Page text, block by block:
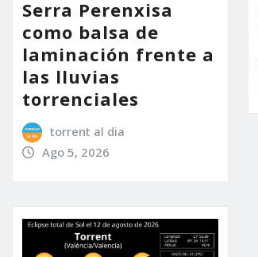
Serra Perenxisa
como balsa de
laminación frente a
las lluvias
torrenciales
torrent al dia
Ago 5, 2026